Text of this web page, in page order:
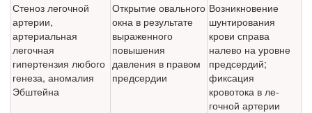
Стеноз легочной
артерии,
артериальная
легочная
гипертензия любого
гене­за, аномалия
Эбштейна
Открытие овального
окна в результате
выраженного
повышения
давления в пра­вом
предсердии
Возникновение
шунтиро­вания
крови справа
налево на уровне
предсердий;
фиксация
кровотока в ле­
гочной артерии